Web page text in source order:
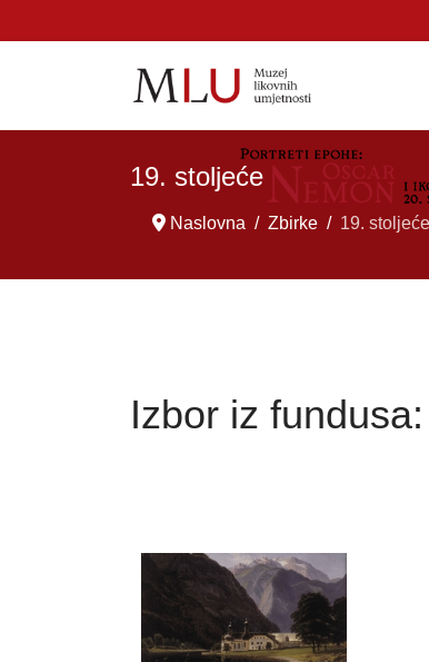
19. stoljeće
Naslovna Zbirke 19. stoljeće
Izbor iz